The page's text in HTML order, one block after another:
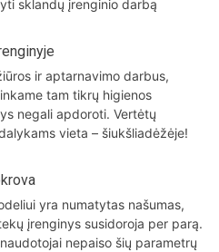
sklandų įrenginio darbą
ir aptarnavimo darbus,
tam tikrų higienos
negali apdoroti. Vertėtų
vieta – šiukšliadėžėje!
yra numatytas našumas,
įrenginys susidoroja per parą.
nepaiso šių parametrų